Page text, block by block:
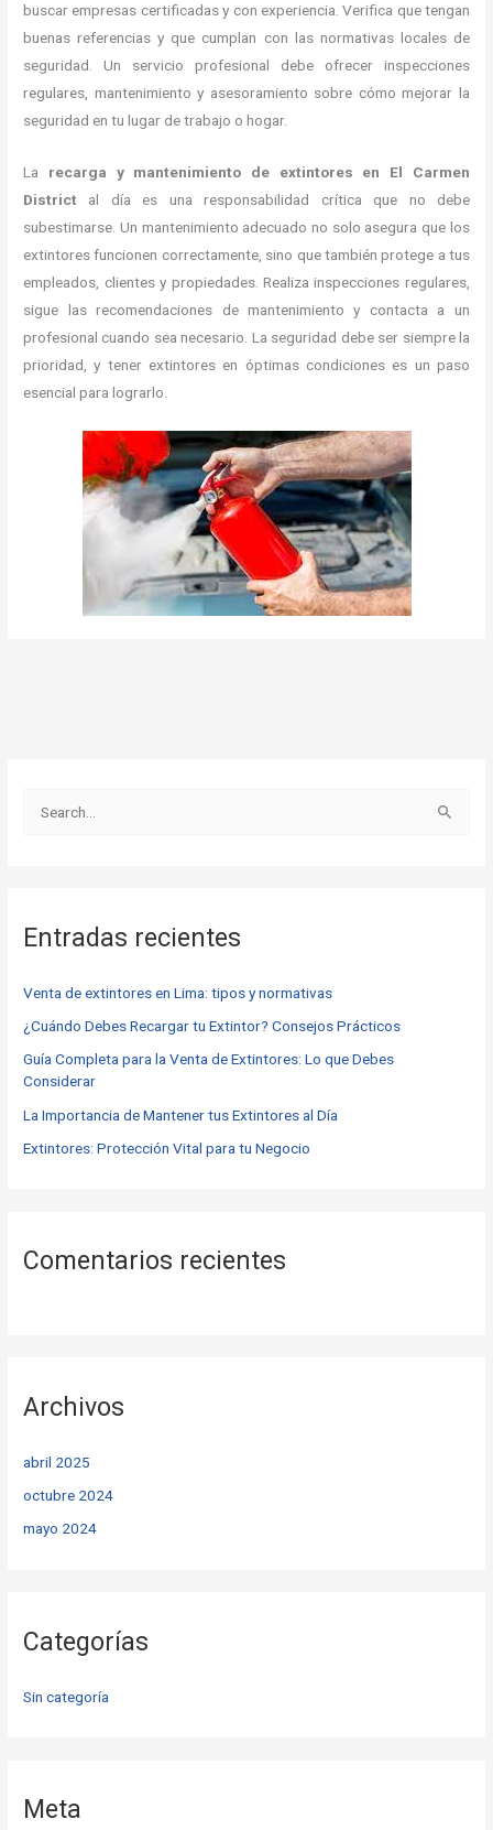
buscar empresas certificadas y con experiencia. Verifica que tengan
buenas referencias y que cumplan con las normativas locales de
seguridad. Un servicio profesional debe ofrecer inspecciones
regulares, mantenimiento y asesoramiento sobre cómo mejorar la
seguridad en tu lugar de trabajo o hogar.
La recarga y mantenimiento de extintores en El Carmen
District al día es una responsabilidad crítica que no debe
subestimarse. Un mantenimiento adecuado no solo asegura que los
extintores funcionen correctamente, sino que también protege a tus
empleados, clientes y propiedades. Realiza inspecciones regulares,
sigue las recomendaciones de mantenimiento y contacta a un
profesional cuando sea necesario. La seguridad debe ser siempre la
prioridad, y tener extintores en óptimas condiciones es un paso
esencial para lograrlo.
a
p
o
r
:
Entradas recientes
Venta de extintores en Lima: tipos y normativas
¿Cuándo Debes Recargar tu Extintor? Consejos Prácticos
Guía Completa para la Venta de Extintores: Lo que Debes
Considerar
La Importancia de Mantener tus Extintores al Día
Extintores: Protección Vital para tu Negocio
Comentarios recientes
Archivos
abril 2025
octubre 2024
mayo 2024
Categorías
Sin categoría
Meta